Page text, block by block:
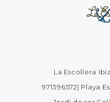
La Escollera
971396572| Playa